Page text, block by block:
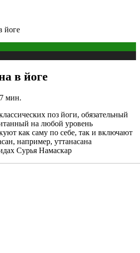
йоге
в йоге
7 мин.
поз йоги, обязательный
на любой уровень
как саму по себе, так и включают
например, уттанасана
Сурья Намаскар